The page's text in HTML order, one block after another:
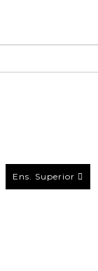
Ens. Superior